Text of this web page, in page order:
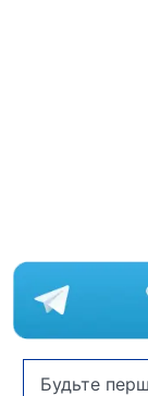
Будьте